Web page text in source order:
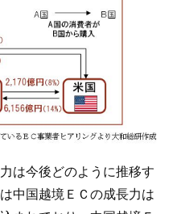
は今後どのように推移す
中国越境ＥＣの成長力は